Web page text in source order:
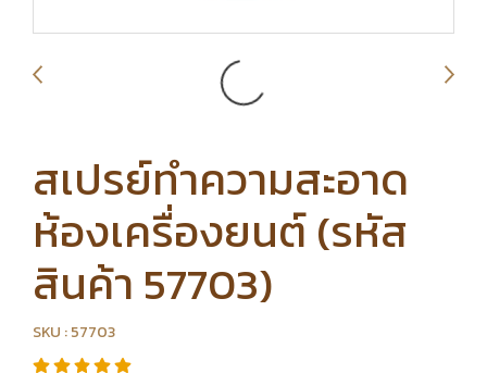
สเปรย์ทำความสะอาด
ห้องเครื่องยนต์ (รหัส
สินค้า 57703)
SKU : 57703